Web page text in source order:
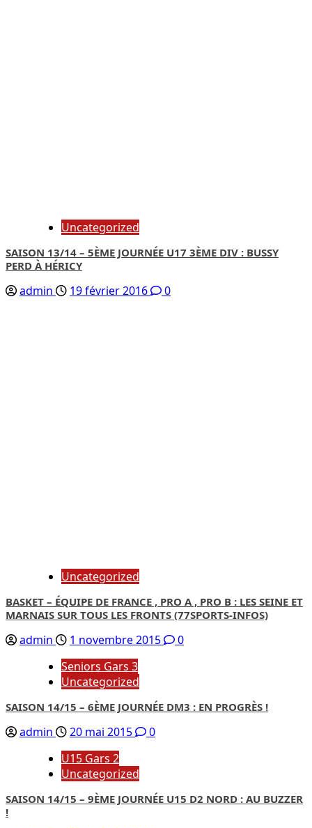
Uncategorized
SAISON 13/14 – 5ÈME JOURNÉE U17 3ÈME DIV : BUSSY
PERD À HÉRICY
admin 19 février 2016 0
Uncategorized
BASKET – ÉQUIPE DE FRANCE , PRO A , PRO B : LES SEINE ET
MARNAIS SUR TOUS LES FRONTS (77SPORTS-INFOS)
admin 1 novembre 2015
0
Seniors Gars 3
Uncategorized
SAISON 14/15 – 6ÈME JOURNÉE DM3 : EN PROGRÈS !
admin 20 mai 2015
0
U15 Gars 2
Uncategorized
SAISON 14/15 – 9ÈME JOURNÉE U15 D2 NORD : AU BUZZER
!